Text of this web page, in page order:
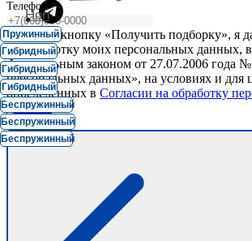
Телефон
Нажимая кнопку «Получить подборку», я
на обработку моих персональных данных, в
Федеральным законом от 27.07.2006 года
персональных данных», на условиях и для
определенных в Согласии на обработку
данных.
Шаг:
Hon
Пружинный
Гибридный
Гибридный
Гибридный
Беспружинный
Беспружинный
Беспружинный